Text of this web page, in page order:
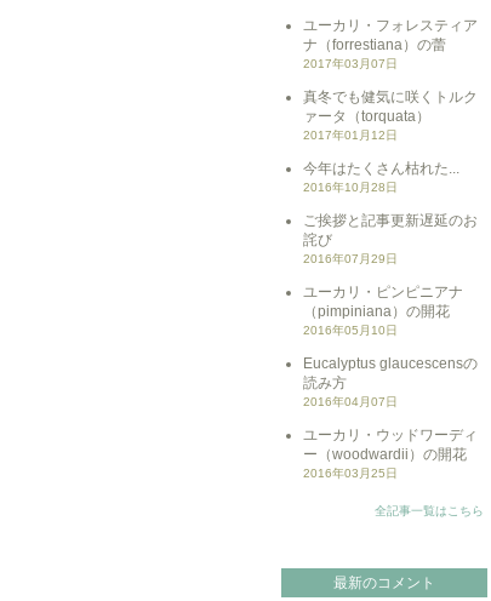
ユーカリ・フォレスティア
ナ（forrestiana）の蕾
2017年03月07日
真冬でも健気に咲くトルク
ァータ（torquata）
2017年01月12日
今年はたくさん枯れた...
2016年10月28日
ご挨拶と記事更新遅延のお
詫び
2016年07月29日
ユーカリ・ピンピニアナ
（pimpiniana）の開花
2016年05月10日
Eucalyptus glaucescensの
読み方
2016年04月07日
ユーカリ・ウッドワーディ
ー（woodwardii）の開花
2016年03月25日
全記事一覧はこちら
最新のコメント